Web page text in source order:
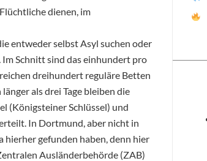
dienen, im
entweder selbst Asyl suchen oder
Schnitt sind das einhundert pro
dreihundert reguläre Betten
als drei Tage bleiben die
(Königsteiner Schlüssel) und
In Dortmund, aber nicht in
hierher gefunden haben, denn hier
Ausländerbehörde (ZAB)